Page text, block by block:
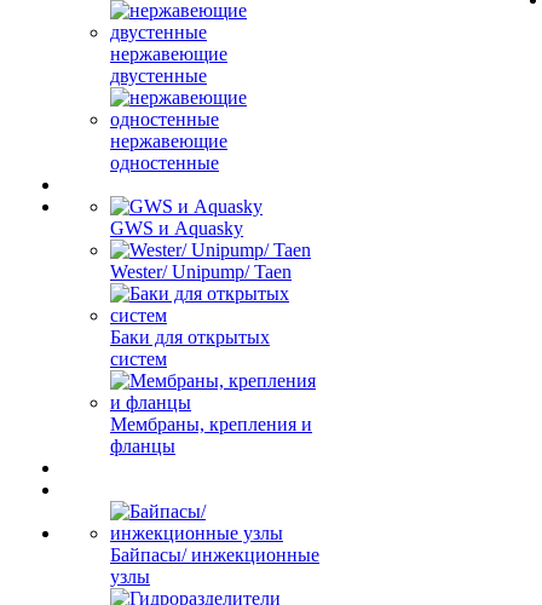
нержавеющие
двустенные
нержавеющие
одностенные
GWS и Aquasky
Wester/ Unipump/ Taen
Баки для открытых
систем
Мембраны, крепления и
фланцы
Байпасы/ инжекционные
узлы